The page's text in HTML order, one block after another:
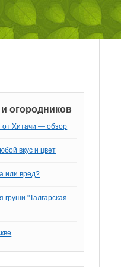
огородников
от Хитачи — обзор
вкус и цвет
или вред?
"Талгарская